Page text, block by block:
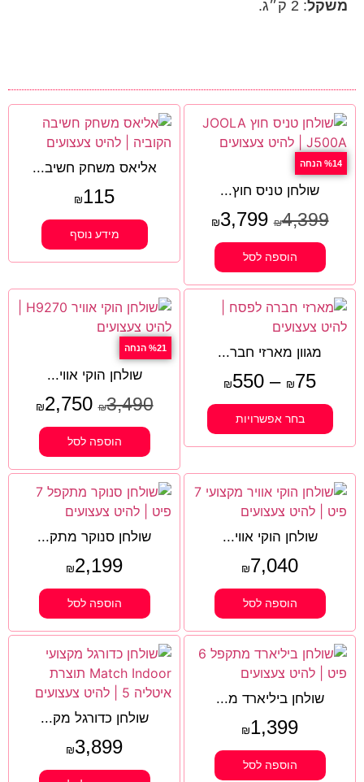
משקל: 2 ק״ג.
%14 הנחה
שולחן טניס חוץ...
₪4,399
₪3,799
הוספה לסל
אליאס משחק חשיב...
₪115
מידע נוסף
מגוון מארזי חבר...
₪75
–
₪550
בחר אפשרויות
%21 הנחה
שולחן הוקי אווי...
₪3,490
₪2,750
הוספה לסל
שולחן הוקי אווי...
₪7,040
הוספה לסל
שולחן סנוקר מתק...
₪2,199
הוספה לסל
שולחן ביליארד מ...
₪1,399
הוספה לסל
שולחן כדורגל מק...
₪3,899